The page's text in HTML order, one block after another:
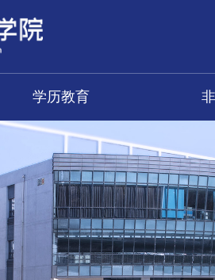
学历教育